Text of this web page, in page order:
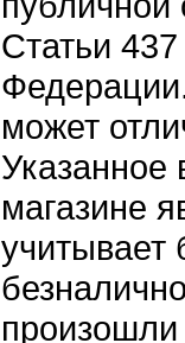
Статьи
может
магазине
учитывает